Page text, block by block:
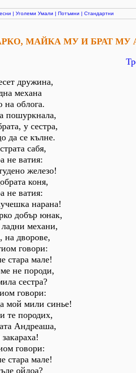
| Уголеми Умали | Потъмни | Стандартни
МАЙКА МУ И БРАТ МУ
дружина,
механа
на облога.
пошуркнала,
у сестра,
да се кълне.
сабя,
не ватия:
железо!
коня,
не ватия:
нарана!
добър юнак,
механи,
на дворове,
говори:
стара мале!
не породи,
сестра?
говори:
мой мили синье!
те породих,
Андреаша,
говори:
стара мале!
ойдоа?